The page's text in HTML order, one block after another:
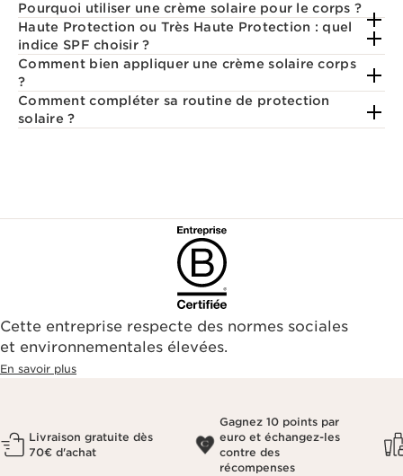
Pourquoi utiliser une crème solaire pour le corps ?
Haute Protection ou Très Haute Protection : quel
indice SPF choisir ?
Comment bien appliquer une crème solaire corps
?
Comment compléter sa routine de protection
solaire ?
Cette entreprise respecte des normes sociales
et environnementales élevées.
En savoir plus
Livraison gratuite dès
70€ d'achat
Gagnez 10 points par
euro et échangez-les
contre des
récompenses